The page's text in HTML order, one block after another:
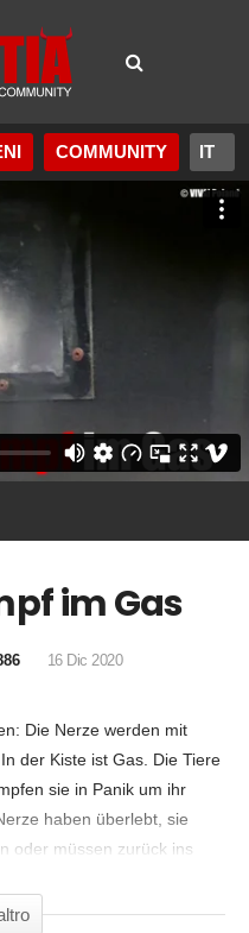
COMMUNITY
COMMENTA
Embed
im Gas
16 Dic 2020
Die Nerze werden mit
der Kiste ist Gas. Die Tiere
sie in Panik um ihr
haben überlebt, sie
oder müssen zurück ins
dokumentiert von SOKO